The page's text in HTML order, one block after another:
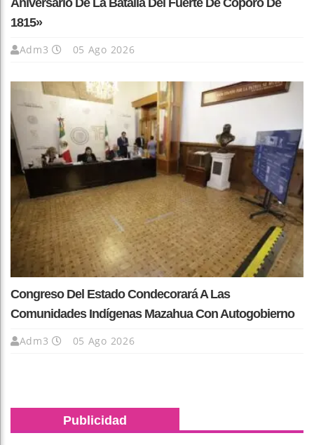
Aniversario De La Batalla Del Fuerte De Cóporo De
1815»
Adm3 05 Ago 2026
Congreso Del Estado Condecorará A Las
Comunidades Indígenas Mazahua Con Autogobierno
Adm3 05 Ago 2026
Publicidad